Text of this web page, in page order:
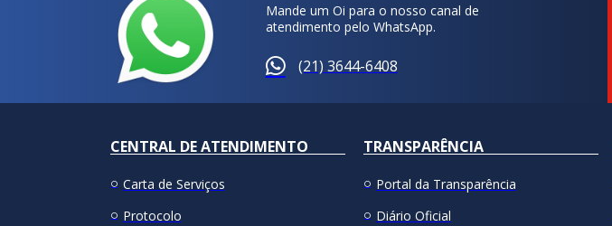
Mande um Oi para o nosso canal de
atendimento pelo WhatsApp.
(21) 3644-6408
CENTRAL DE ATENDIMENTO
Carta de Serviços
Protocolo
TRANSPARÊNCIA
Portal da Transparência
Diário Oficial